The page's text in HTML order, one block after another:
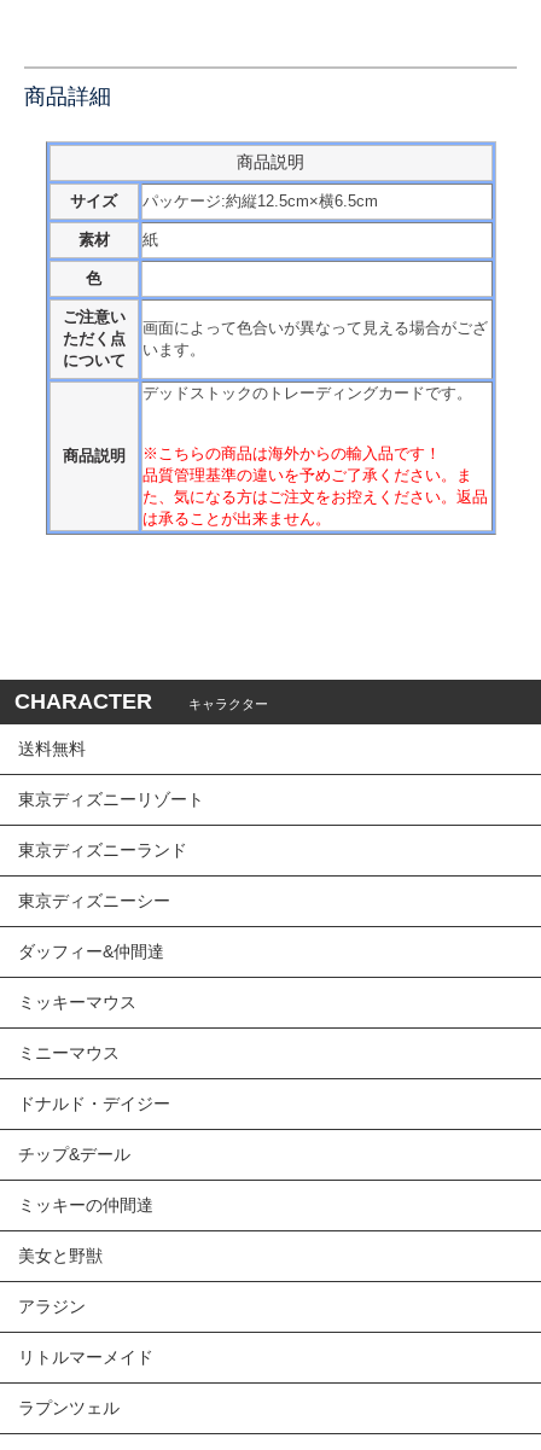
商品詳細
商品説明
サイズ パッケージ:約縦12.5cm×横6.5cm
素材 紙
色
ご注意い
ただく点
について
画面によって色合いが異なって見える場合がござ
います。
商品説明
デッドストックのトレーディングカードです。
※こちらの商品は海外からの輸入品です！
品質管理基準の違いを予めご了承ください。ま
た、気になる方はご注文をお控えください。返品
は承ることが出来ません。
CHARACTER キャラクター
送料無料
東京ディズニーリゾート
東京ディズニーランド
東京ディズニーシー
ダッフィー&仲間達
ミッキーマウス
ミニーマウス
ドナルド・デイジー
チップ&デール
ミッキーの仲間達
美女と野獣
アラジン
リトルマーメイド
ラプンツェル